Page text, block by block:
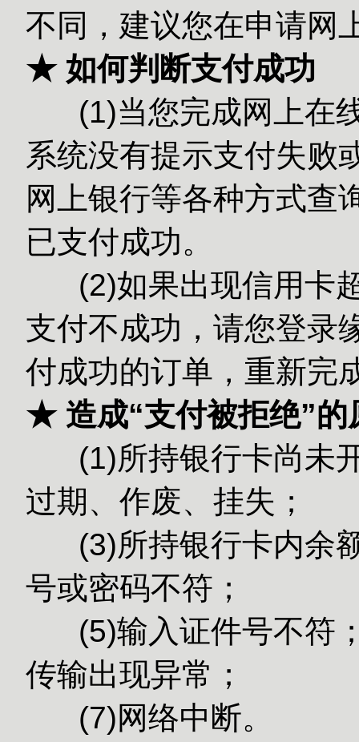
不同，建议您在申请网
★ 如何判断支付成功
(1)当您完成网上在线
系统没有提示支付失败
网上银行等各种方式查
已支付成功。
(2)如果出现信用卡超
支付不成功，请您登录
付成功的订单，重新完
★ 造成“支付被拒绝”的
(1)所持银行卡尚未
过期、作废、挂失；
(3)所持银行
号或密码不符；
(5)输入证
传输出现异常；
(7)网络中断。